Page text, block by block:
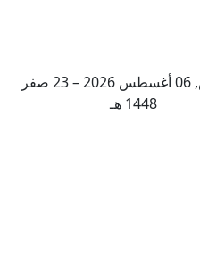
الخميس, 06 أغسطس 2026 – 23 صفر
1448 هـ